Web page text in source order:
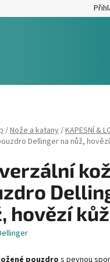
Formulář pro
/Nože a katany/KAPESNÍ &
Dellinger na nůž,
hovězí